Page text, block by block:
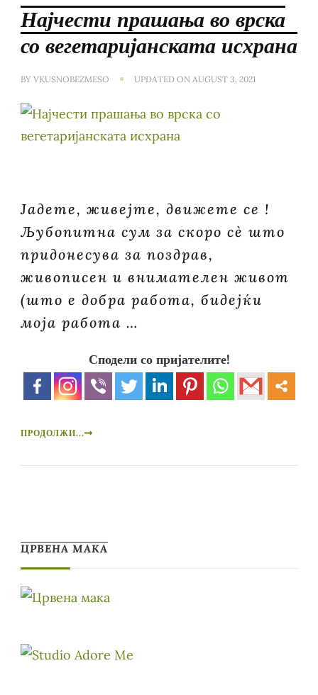
Најчести прашања во врска
со вегетаријанската исхрана
BY VKUSNOBEZMESO UPDATED ON AUGUST 3, 2021
Јадете, живејте, движете се !
Љубопитна сум за скоро сè што
придонесува за поздрав,
живописен и внимателен живот
(што е добра работа, бидејќи
моја работа …
Сподели со пријателите!
ПРОДОЛЖИ...
ЦРВЕНА МАКА